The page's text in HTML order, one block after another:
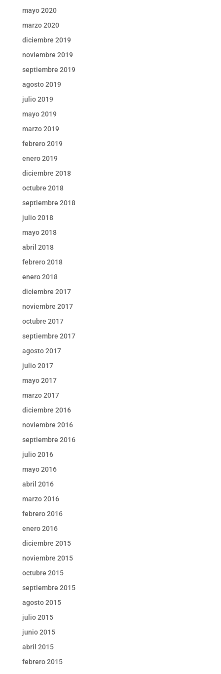
mayo 2020
marzo 2020
diciembre 2019
noviembre 2019
septiembre 2019
agosto 2019
julio 2019
mayo 2019
marzo 2019
febrero 2019
enero 2019
diciembre 2018
octubre 2018
septiembre 2018
julio 2018
mayo 2018
abril 2018
febrero 2018
enero 2018
diciembre 2017
noviembre 2017
octubre 2017
septiembre 2017
agosto 2017
julio 2017
mayo 2017
marzo 2017
diciembre 2016
noviembre 2016
septiembre 2016
julio 2016
mayo 2016
abril 2016
marzo 2016
febrero 2016
enero 2016
diciembre 2015
noviembre 2015
octubre 2015
septiembre 2015
agosto 2015
julio 2015
junio 2015
abril 2015
febrero 2015